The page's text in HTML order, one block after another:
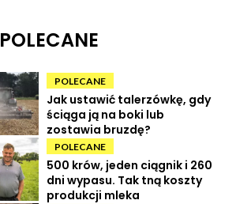
POLECANE
POLECANE
Jak ustawić talerzówkę, gdy
ściąga ją na boki lub
zostawia bruzdę?
POLECANE
500 krów, jeden ciągnik i 260
dni wypasu. Tak tną koszty
produkcji mleka